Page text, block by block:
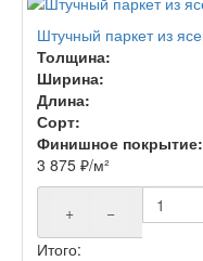
Штучный паркет из
Толщина:
Ширина:
Длина:
Сорт:
Финишное покрытие:
3 875 ₽/м²
+
−
Итого: